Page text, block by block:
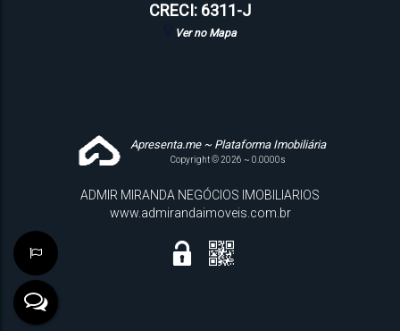
CRECI: 6311-J
Ver no Mapa
Apresenta.me ~ Plataforma Imobiliária
Copyright © 2026 ~ 0.0000s
ADMIR MIRANDA NEGÓCIOS IMOBILIARIOS
www.admirandaimoveis.com.br